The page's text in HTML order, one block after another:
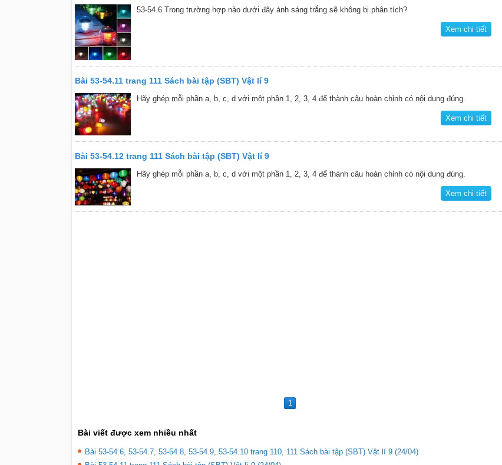
53-54.6 Trong trường hợp nào dưới đây ánh sáng trắng sẽ không bị phân tích?
Xem chi tiết
Bài 53-54.11 trang 111 Sách bài tập (SBT) Vật lí 9
Hãy ghép mỗi phần a, b, c, d với một phần 1, 2, 3, 4 để thành câu hoàn chỉnh có nội dung đúng.
Xem chi tiết
Bài 53-54.12 trang 111 Sách bài tập (SBT) Vật lí 9
Hãy ghép mỗi phần a, b, c, d với một phần 1, 2, 3, 4 để thành câu hoàn chỉnh có nội dung đúng.
Xem chi tiết
1
Bài viết được xem nhiều nhất
Bài 53-54.6, 53-54.7, 53-54.8, 53-54.9, 53-54.10 trang 110, 111 Sách bài tập (SBT) Vật lí 9 (24/04)